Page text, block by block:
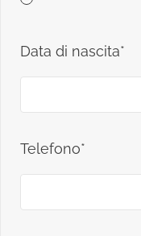
Data di nascita*
Telefono*